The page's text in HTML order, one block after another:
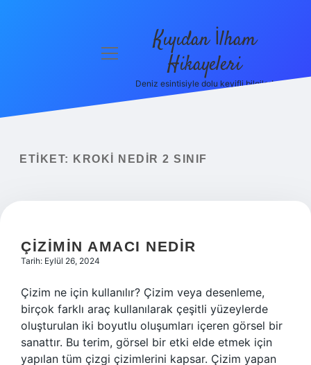
menüyü
Kıyıdan İlham
Hikayeleri
Deniz esintisiyle dolu keyifli bilgiler!
ETIKET: KROKI NEDIR 2 SINIF
ÇIZIMIN AMACI NEDIR
Tarih: Eylül 26, 2024
Çizim ne için kullanılır? Çizim veya desenleme,
birçok farklı araç kullanılarak çeşitli yüzeylerde
oluşturulan iki boyutlu oluşumları içeren görsel bir
sanattır. Bu terim, görsel bir etki elde etmek için
yapılan tüm çizgi çizimlerini kapsar. Çizim yapan